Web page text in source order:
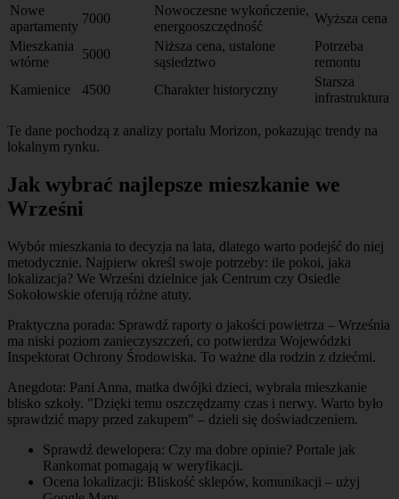
Nowe
apartamenty
7000
Nowoczesne wykończenie,
energooszczędność
Wyższa cena
Mieszkania
wtórne
5000
Niższa cena, ustalone
sąsiedztwo
Potrzeba
remontu
Kamienice
4500 Charakter historyczny
Starsza
infrastruktura
Te dane pochodzą z analizy portalu Morizon, pokazując trendy na
lokalnym rynku.
Jak wybrać najlepsze mieszkanie we
Wrześni
Wybór mieszkania to decyzja na lata, dlatego warto podejść do niej
metodycznie. Najpierw określ swoje potrzeby: ile pokoi, jaka
lokalizacja? We Wrześni dzielnice jak Centrum czy Osiedle
Sokołowskie oferują różne atuty.
Praktyczna porada: Sprawdź raporty o jakości powietrza – Września
ma niski poziom zanieczyszczeń, co potwierdza Wojewódzki
Inspektorat Ochrony Środowiska. To ważne dla rodzin z dziećmi.
Anegdota: Pani Anna, matka dwójki dzieci, wybrała mieszkanie
blisko szkoły. "Dzięki temu oszczędzamy czas i nerwy. Warto było
sprawdzić mapy przed zakupem" – dzieli się doświadczeniem.
Sprawdź dewelopera: Czy ma dobre opinie? Portale jak
Rankomat pomagają w weryfikacji.
Ocena lokalizacji: Bliskość sklepów, komunikacji – użyj